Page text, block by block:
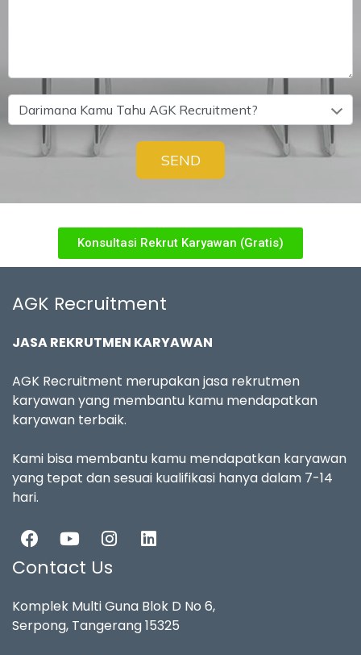
SEND
Konsultasi Rekrut Karyawan (Gratis)
AGK Recruitment
JASA REKRUTMEN KARYAWAN
AGK Recruitment merupakan jasa rekrutmen
karyawan yang membantu kamu mendapatkan
karyawan terbaik.
Kami bisa membantu kamu mendapatkan karyawan
yang tepat dan sesuai kualifikasi hanya dalam 7-14
hari.
Contact Us
Komplek Multi Guna Blok D No 6,
Serpong, Tangerang 15325